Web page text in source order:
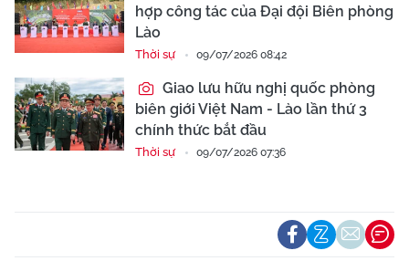
hợp công tác của Đại đội Biên phòng
Lào
Thời sự 09/07/2026 08:42
Giao lưu hữu nghị quốc phòng
biên giới Việt Nam - Lào lần thứ 3
chính thức bắt đầu
Thời sự 09/07/2026 07:36